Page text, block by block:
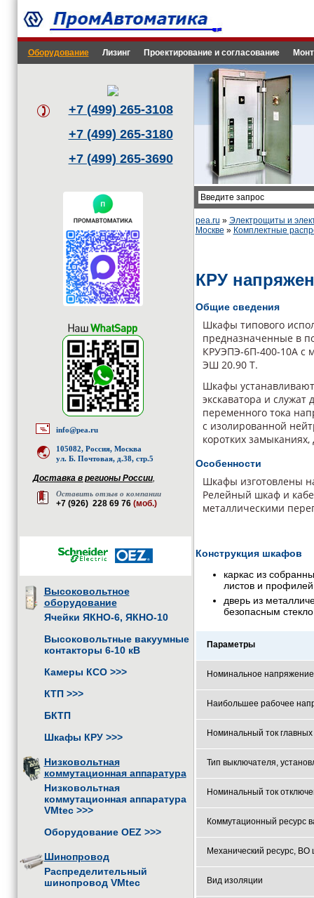
Оборудование Лизинг Проектирование и согласование
+7 (499) 265-3108
+7 (499) 265-3180
+7 (499) 265-3690
info@pea.ru
105082, Россия, Москва
ул. Б. Почтовая, д.38, стр.5
Доставка в регионы России,
Оставить отзыв о компании
+7 (926) 228 69 76 (моб.)
Высоковольтное
оборудование
Ячейки ЯКНО-6, ЯКНО-10
Высоковольтные вакуумные
контакторы 6-10 кВ
Камеры КСО >>>
КТП >>>
БКТП
Шкафы КРУ >>>
Низковольтная
коммутационная аппаратура
Низковольтная
коммутационная аппаратура
VMtec >>>
Оборудование OEZ >>>
Шинопровод
Распределительный
шинопровод VMtec
pea.ru » Электрощиты и
Москве » Комплектные
КРУ
Общие сведения
Шкафы типового
предназначенные в
КРУЭПЭ-6П-400-10А с
ЭШ 20.90 Т.
Шкафы
экскаватора и
переменного тока
с изолированной
коротких
Особенности
Шкафы изготовлены
Релейный шкаф и
металлическими
Конструкция шкафов
каркас из
листов и профилей
дверь из
безопасным
Параметры
Номинальное
Наибольшее рабочее
Номинальный ток
Тип выключателя,
Номинальный ток
Коммутационный ресурс
Механический ресурс, ВО
Вид изоляции